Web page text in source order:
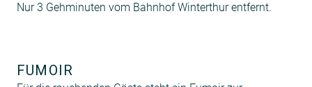
Nur 3 Gehminuten vom Bahnhof Winterthur entfernt.
FUMOIR